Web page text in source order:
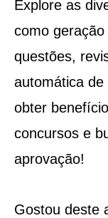
Explore as
como
questões,
automática
obter
concursos e
aprovação!
Gostou deste